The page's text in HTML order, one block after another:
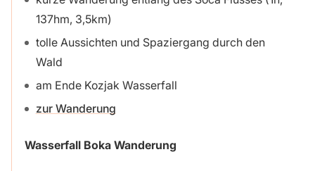
137hm, 3,5km)
tolle Aussichten und Spaziergang durch den
Wald
am Ende Kozjak Wasserfall
zur Wanderung
Wasserfall Boka Wanderung